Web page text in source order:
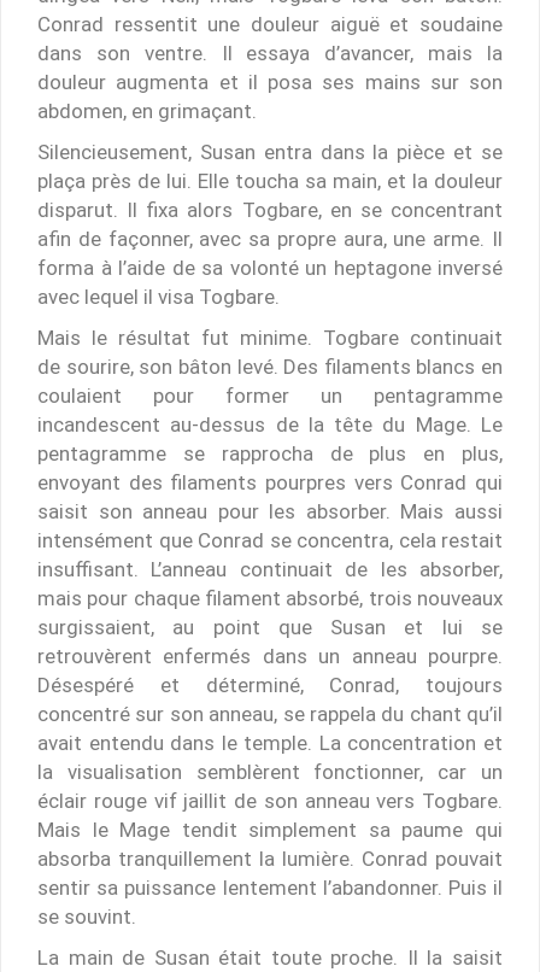
Conrad ressentit une douleur aiguë et soudaine
dans son ventre. Il essaya d’avancer, mais la
douleur augmenta et il posa ses mains sur son
abdomen, en grimaçant.
Silencieusement, Susan entra dans la pièce et se
plaça près de lui. Elle toucha sa main, et la douleur
disparut. Il fixa alors Togbare, en se concentrant
afin de façonner, avec sa propre aura, une arme. Il
forma à l’aide de sa volonté un heptagone inversé
avec lequel il visa Togbare.
Mais le résultat fut minime. Togbare continuait
de sourire, son bâton levé. Des filaments blancs en
coulaient pour former un pentagramme
incandescent au-dessus de la tête du Mage. Le
pentagramme se rapprocha de plus en plus,
envoyant des filaments pourpres vers Conrad qui
saisit son anneau pour les absorber. Mais aussi
intensément que Conrad se concentra, cela restait
insuffisant. L’anneau continuait de les absorber,
mais pour chaque filament absorbé, trois nouveaux
surgissaient, au point que Susan et lui se
retrouvèrent enfermés dans un anneau pourpre.
Désespéré et déterminé, Conrad, toujours
concentré sur son anneau, se rappela du chant qu’il
avait entendu dans le temple. La concentration et
la visualisation semblèrent fonctionner, car un
éclair rouge vif jaillit de son anneau vers Togbare.
Mais le Mage tendit simplement sa paume qui
absorba tranquillement la lumière. Conrad pouvait
sentir sa puissance lentement l’abandonner. Puis il
se souvint.
La main de Susan était toute proche. Il la saisit